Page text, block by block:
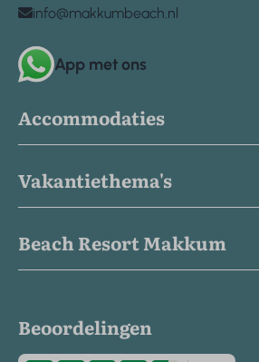
info@makkumbeach.nl
App met ons
Accommodaties
Vakantiethema's
Beach Resort Makkum
Beoordelingen